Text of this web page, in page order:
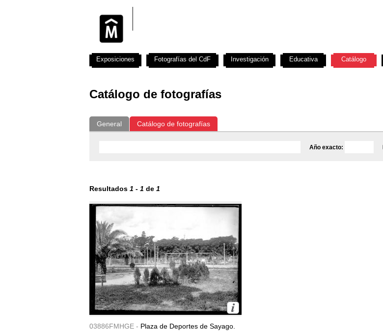
Catálogo de fotografías
General Catálogo de fotografías
Año exacto:
Resultados 1 - 1 de 1
03886FMHGE - Plaza de Deportes de Sayago.
Exposiciones Fotografías del CdF Investigación Educativa Catálogo